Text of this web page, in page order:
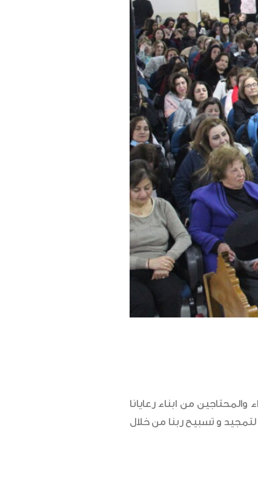
من ابناء رعايانا
و تسبيح ربنا من خلال